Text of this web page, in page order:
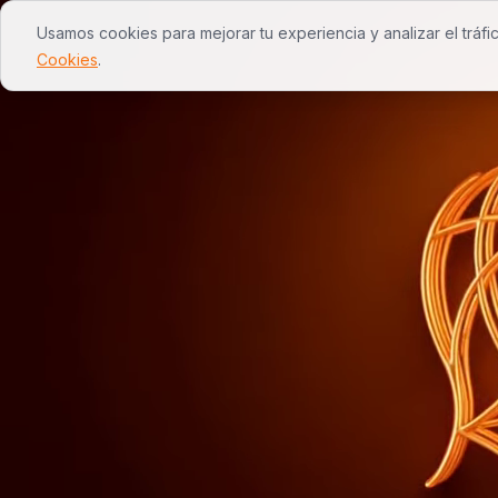
inicio servicios nosotros wevy
Usamos cookies para mejorar tu experiencia y analizar el
Cookies.